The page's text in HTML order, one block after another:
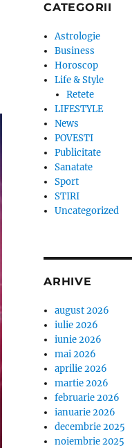
CATEGORII
Astrologie
Business
Horoscop
Life & Style
Retete
LIFESTYLE
News
POVESTI
Publicitate
Sanatate
Sport
STIRI
Uncategorized
ARHIVE
august 2026
iulie 2026
iunie 2026
mai 2026
aprilie 2026
martie 2026
februarie 2026
ianuarie 2026
decembrie 2025
noiembrie 2025